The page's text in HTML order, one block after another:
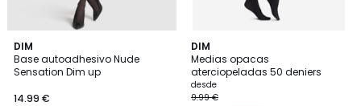
DIM
Base autoadhesivo Nude
Sensation Dim up
14.99 €
4,6
/ 5
DIM
Medias opacas
aterciopeladas 50 deniers
desde
9.99 €
4,4
/ 5
6
Colores